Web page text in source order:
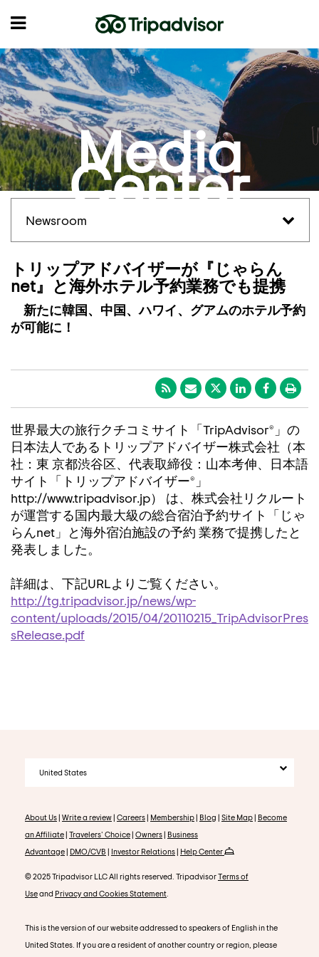
Media
Center
Newsroom
トリップアドバイザーが『じゃらん
net』と海外ホテル予約業務でも提携
新たに韓国、中国、ハワイ、グアムのホテル予約
が可能に！
世界最大の旅行クチコミサイト「TripAdvisor®」の
日本法人であるトリップアドバイザー株式会社（本
社：東 京都渋谷区、代表取締役：山本考伸、日本語
サイト「トリップアドバイザー®」
http://www.tripadvisor.jp） は、株式会社リクルート
が運営する国内最大級の総合宿泊予約サイト「じゃ
らんnet」と海外宿泊施設の予約 業務で提携したと
発表しました。
詳細は、下記URLよりご覧ください。
http://tg.tripadvisor.jp/news/wp-
content/uploads/2015/04/20110215_TripAdvisorPres
sRelease.pdf
United States
About Us| Write a review| Careers| Membership| Blog | Site Map| Become
an Affiliate| Travelers' Choice| Owners| Business
Advantage| DMO/CVB | Investor Relations| Help Center
© 2025 Tripadvisor LLC All rights reserved. TripadvisorTerms of
Useand Privacy and Cookies Statement
This is the version of our website addressed to speakers of English in the
United States. If you are a resident of another country or region, please